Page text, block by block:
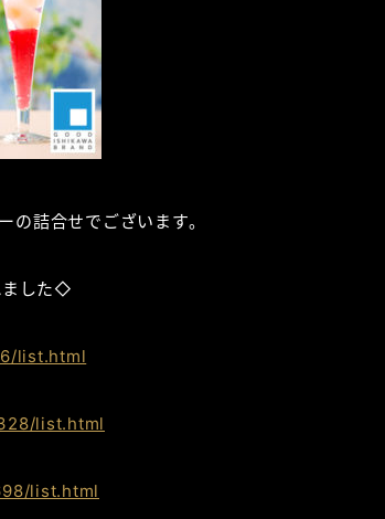
詰合せでございます。
ました◇
list.html
list.html
list.html